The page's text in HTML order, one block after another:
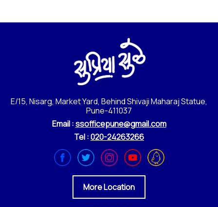
E/15, Nisarg, Market Yard, Behind Shivaji Maharaj Statue,
Pune-411037
Email :ssofficepune@gmail.com
Tel :020-24263266
More Location